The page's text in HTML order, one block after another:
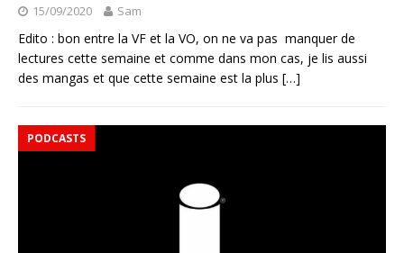
15/09/2020 Sam
Edito : bon entre la VF et la VO, on ne va pas manquer de
lectures cette semaine et comme dans mon cas, je lis aussi
des mangas et que cette semaine est la plus […]
PODCASTS